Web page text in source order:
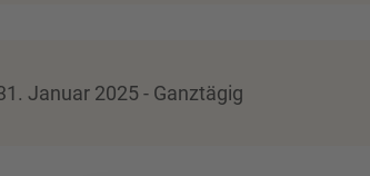
Januar 2025 - Ganztägig